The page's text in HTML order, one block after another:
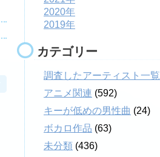
2020年
2019年
カテゴリー
調査したアーティスト一覧
アニメ関連 (592)
キーが低めの男性曲 (24)
ボカロ作品 (63)
未分類 (436)